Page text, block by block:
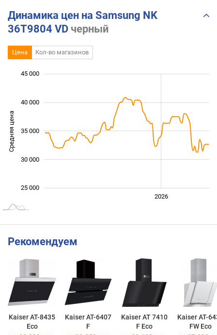
Динамика цен на Samsung NK
36T9804 VD черный
Цена Кол-во магазинов
Средняя цена 26 000
30 000
45 000
40 000
35 000
25 000
2026
Рекомендуем
Kaiser AT-8435
Eco
Kaiser AT-6407
F
Kaiser AT 7410
F Eco
Kaiser AT-
FW Eco